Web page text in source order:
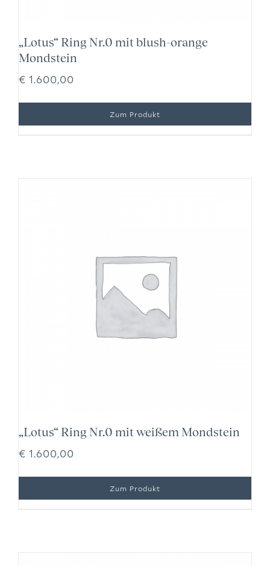
„Lotus“ Ring Nr.0 mit blush-orange
Mondstein
€ 1.600,00
„Lotus“ Ring Nr.0 mit weißem Mondstein
€ 1.600,00